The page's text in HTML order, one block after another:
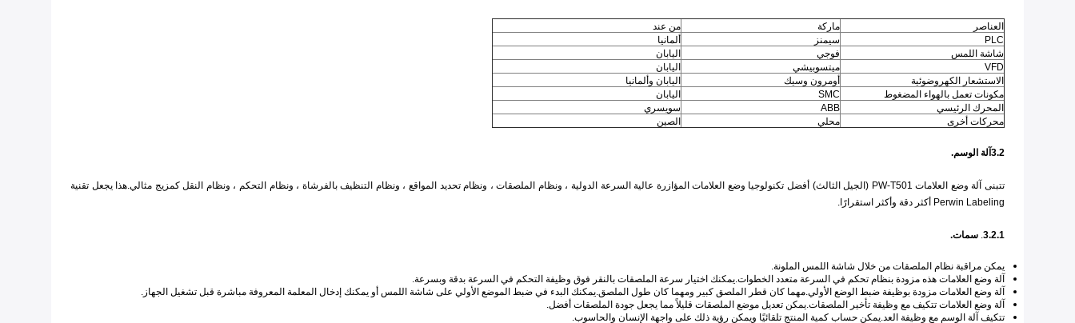
العناصر ماركة
من عند
PLC
سيمنز
ألمانيا
شاشة اللمس
فوجي
اليابان
VFD
ميتسوبيشي
اليابان
الاستشعار الكهروضوئية
أومرون وسيك
اليابان وألمانيا
مكونات تعمل بالهواء المضغوط
SMC
اليابان
المحرك الرئيسي
ABB
سويسري
محركات أخرى
محلي الصين
3.2آلة الوسم.
تتبنى آلة وضع العلامات PW-T501 (الجيل الثالث) أفضل تكنولوجيا وضع العلامات المؤازرة عالية السرعة الدولية ، ونظام الملصقات ، ونظام تحديد المواقع ، ونظام التنظيف بالفرشاة ، ونظام التحكم ، ونظام النقل كمزيج مثالي.هذا يجعل تقنية
Perwin Labeling أكثر دقة وأكثر استقرارًا.
3.2.1 سمات.
يمكن مراقبة نظام الملصقات من خلال شاشة اللمس الملونة.
آلة وضع العلامات هذه مزودة بنظام تحكم في السرعة متعدد الخطوات.يمكنك اختيار سرعة الملصقات بالنقر فوق وظيفة التحكم في السرعة بدقة وبسرعة.
آلة وضع العلامات مزودة بوظيفة ضبط الوضع الأولي.مهما كان قطر الملصق كبير ومهما كان طول الملصق.يمكنك البدء في ضبط الموضع الأولي على شاشة اللمس أو يمكنك إدخال المعلمة المعروفة مباشرة قبل تشغيل الجهاز.
آلة وضع العلامات تتكيف مع وظيفة تأخير الملصقات.يمكن تعديل موضع الملصقات قليلاً مما يجعل جودة الملصقات أفضل.
تتكيف آلة الوسم مع وظيفة العد.يمكن حساب كمية المنتج تلقائيًا ويمكن رؤية ذلك على واجهة الإنسان والحاسوب.